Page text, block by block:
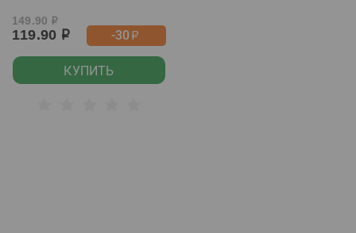
149.90 р
119.90 р -30р
КУПИТЬ